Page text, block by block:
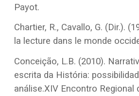
Payot.
Chartier, R., Cavallo, G. (Dir.).
la lecture dans le monde
Conceição, L.B. (2010).
escrita da História:
análise.XIV Encontro Regional